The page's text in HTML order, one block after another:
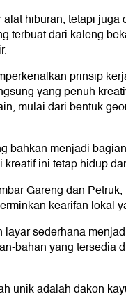
hiburan, tetapi
terbuat dari kaleng
prinsip
yang penuh
mulai dari bentuk
bahkan menjadi
ini tetap hidup
Gareng dan
kearifan lokal
sederhana
bahan yang tersedia
unik adalah dakon